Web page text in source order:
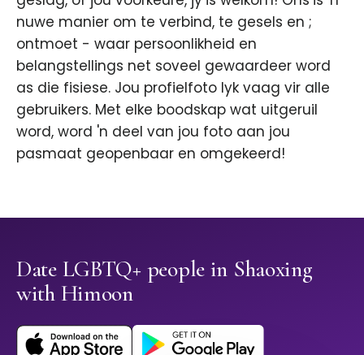
nuwe manier om te verbind, te gesels en ;
ontmoet - waar persoonlikheid en
belangstellings net soveel gewaardeer word
as die fisiese. Jou profielfoto lyk vaag vir alle
gebruikers. Met elke boodskap wat uitgeruil
word, word 'n deel van jou foto aan jou
pasmaat geopenbaar en omgekeerd!
Date LGBTQ+ people in Shaoxing
with Himoon